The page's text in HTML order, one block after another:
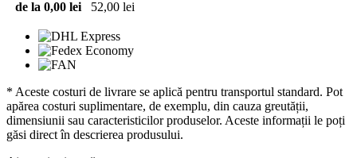
de la 0,00 lei
52,00 lei
* Aceste costuri de livrare se aplică pentru transportul standard. Pot
apărea costuri suplimentare, de exemplu, din cauza greutății,
dimensiunii sau caracteristicilor produselor. Aceste informații le poți
găsi direct în descrierea produsului.